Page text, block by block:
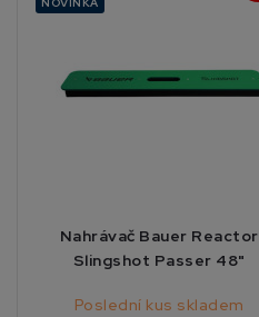
NOVINKA
Nahrávač Bauer Reactor
Slingshot Passer 48"
Poslední kus skladem